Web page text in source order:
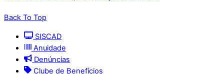
Back To Top
SISCAD
Anuidade
Denúncias
Clube de Benefícios